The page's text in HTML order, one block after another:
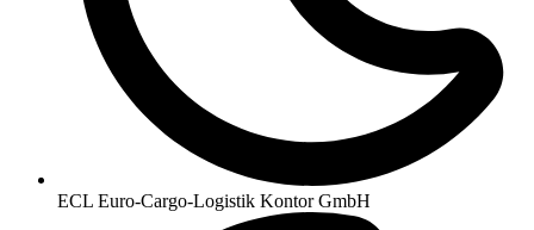
ECL Euro-Cargo-Logistik Kontor GmbH